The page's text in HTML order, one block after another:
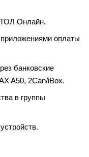
Онлайн.
оплаты
банковские
A50, 2Can/iBox.
в группы